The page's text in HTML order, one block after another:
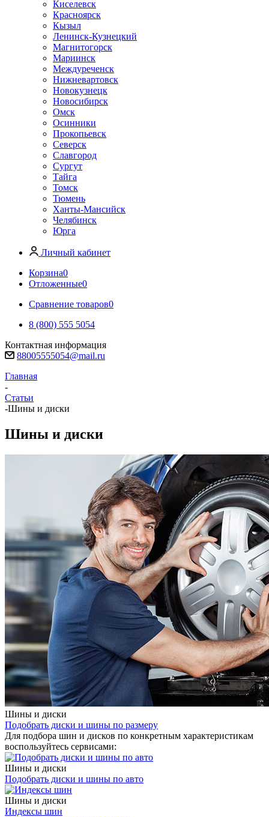
Киселевск
Красноярск
Кызыл
Ленинск-Кузнецкий
Магнитогорск
Мариинск
Междуреченск
Нижневартовск
Новокузнецк
Новосибирск
Омск
Осинники
Прокопьевск
Северск
Славгород
Сургут
Тайга
Томск
Тюмень
Ханты-Мансийск
Челябинск
Юрга
Личный кабинет
Корзина0
Отложенные0
Сравнение товаров0
8 (800) 555 5054
Контактная информация
88005555054@mail.ru
Главная
-
Статьи
-Шины и диски
Шины и диски
Шины и диски
Подобрать диски и шины по размеру
Для подбора шин и дисков по конкретным характеристикам
воспользуйтесь сервисами:
Шины и диски
Подобрать диски и шины по авто
Шины и диски
Индексы шин